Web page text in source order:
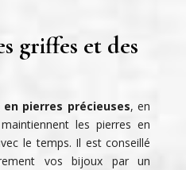
griffes et des
en pierres précieuses, en
les pierres en
le temps. Il est conseillé
vos bijoux par un